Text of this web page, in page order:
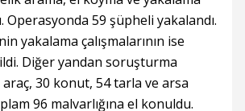
Operasyonda 59 şüpheli yakalandı.
yakalama çalışmalarının ise
Diğer yandan soruşturma
araç, 30 konut, 54 tarla ve arsa
96 malvarlığına el konuldu.